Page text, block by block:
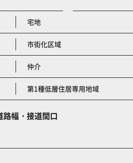
宅地
市街化区域
仲介
第1種低層住居専用地域
路幅・接道間口